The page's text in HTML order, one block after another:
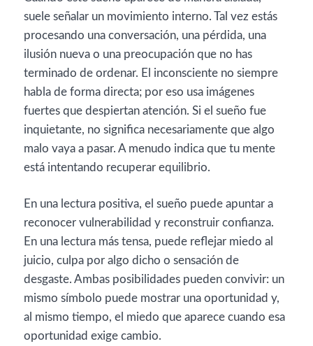
suele señalar un movimiento interno. Tal vez estás
procesando una conversación, una pérdida, una
ilusión nueva o una preocupación que no has
terminado de ordenar. El inconsciente no siempre
habla de forma directa; por eso usa imágenes
fuertes que despiertan atención. Si el sueño fue
inquietante, no significa necesariamente que algo
malo vaya a pasar. A menudo indica que tu mente
está intentando recuperar equilibrio.
En una lectura positiva, el sueño puede apuntar a
reconocer vulnerabilidad y reconstruir confianza.
En una lectura más tensa, puede reflejar miedo al
juicio, culpa por algo dicho o sensación de
desgaste. Ambas posibilidades pueden convivir: un
mismo símbolo puede mostrar una oportunidad y,
al mismo tiempo, el miedo que aparece cuando esa
oportunidad exige cambio.